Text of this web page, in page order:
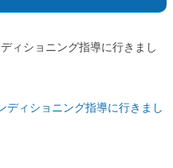
ィショニング指導に行きまし
ディショニング指導に行きまし